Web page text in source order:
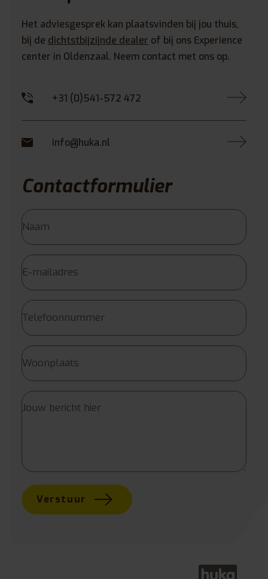
Het adviesgesprek kan plaatsvinden bij jou thuis,
bij de dichtstbijzijnde dealer of bij ons Experience
center in Oldenzaal. Neem contact met ons op.
+31 (0)541-572 472
info@huka.nl
Contactformulier
Verstuur